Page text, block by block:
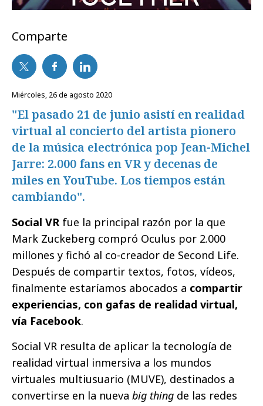
Comparte
miércoles, 26 de agosto 2020
"El pasado 21 de junio asistí en realidad
virtual al concierto del artista pionero
de la música electrónica pop Jean-Michel
Jarre: 2.000 fans en VR y decenas de
miles en YouTube. Los tiempos están
cambiando".
Social VR fue la principal razón por la que
Mark Zuckeberg compró Oculus por 2.000
millones y fichó al co-creador de Second Life.
Después de compartir textos, fotos, vídeos,
finalmente estaríamos abocados a compartir
experiencias, con gafas de realidad virtual,
vía Facebook.
Social VR resulta de aplicar la tecnología de
realidad virtual inmersiva a los mundos
virtuales multiusuario (MUVE), destinados a
convertirse en la nueva big thing de las redes